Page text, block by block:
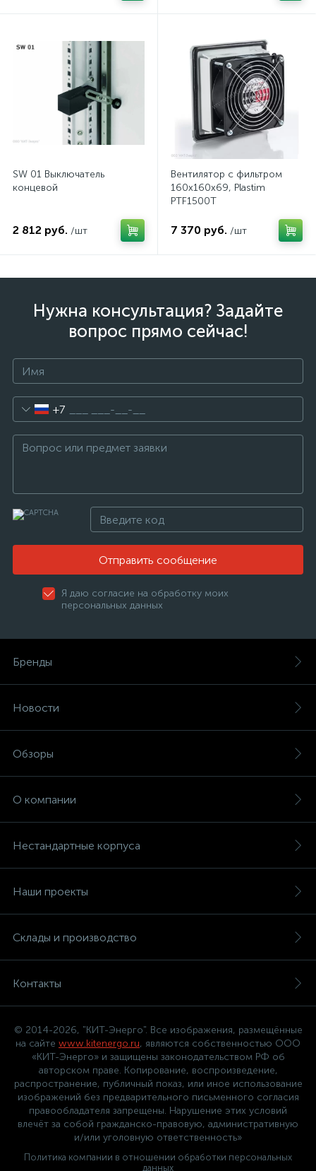
SW 01 Выключатель
концевой
2 812 руб. /шт
Вентилятор с фильтром
160x160x69, Plastim
PTF1500T
7 370 руб. /шт
Нужна консультация? Задайте
вопрос прямо сейчас!
+7
Отправить сообщение
Я даю согласие на обработку моих
персональных данных
Бренды
Новости
Обзоры
О компании
Нестандартные корпуса
Наши проекты
Склады и производство
Контакты
© 2014-2026, "КИТ-Энерго". Все изображения, размещённые
на сайте www.kitenergo.ru, являются собственностью ООО
«КИТ-Энерго» и защищены законодательством РФ об
авторском праве. Копирование, воспроизведение,
распространение, публичный показ, или иное использование
изображений без предварительного письменного согласия
правообладателя запрещены. Нарушение этих условий
влечёт за собой гражданско-правовую, административную
и/или уголовную ответственность»
Политика компании в отношении обработки персональных
данных